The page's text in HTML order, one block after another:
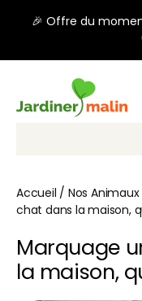
🎉 Offre du
Recherche,
Accueil / Nos Animaux
chat dans la maison,
Marquage
la maison,